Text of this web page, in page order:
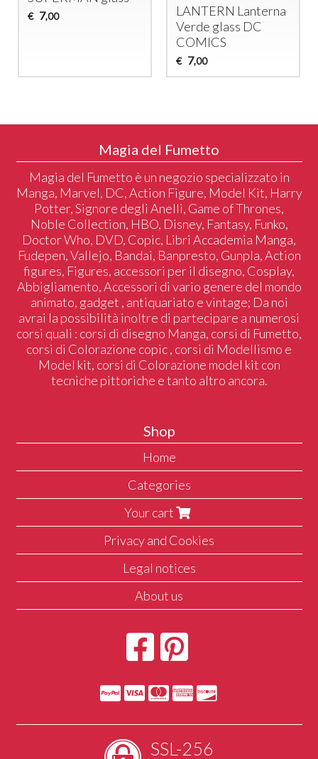
€ 7,00
LANTERN Lanterna
Verde glass DC
COMICS
€ 7,00
Magia del Fumetto
Magia del Fumetto è un negozio specializzato in
Manga, Marvel, DC, Action Figure, Model Kit, Harry
Potter, Signore degli Anelli, Game of Thrones,
Noble Collection, HBO, Disney, Fantasy, Funko,
Doctor Who, DVD, Copic, Libri Accademia Manga,
Fudepen, Vallejo, Bandai, Banpresto, Gunpla, Action
figures, Figures, accessori per il disegno, Cosplay,
Abbigliamento, Accessori di vario genere del mondo
animato, gadget , antiquariato e vintage; Da noi
avrai la possibilità inoltre di partecipare a numerosi
corsi quali : corsi di disegno Manga, corsi di Fumetto,
corsi di Colorazione copic , corsi di Modellismo e
Model kit, corsi di Colorazione model kit con
tecniche pittoriche e tanto altro ancora.
Shop
Home
Categories
Your cart
Privacy and Cookies
Legal notices
About us
SSL-256